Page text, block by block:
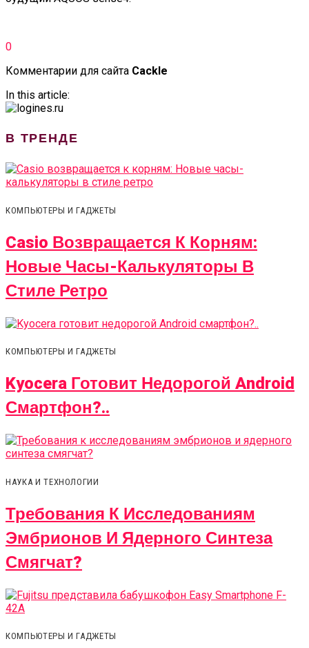
0
Комментарии для сайта Cackle
In this article:
В ТРЕНДЕ
КОМПЬЮТЕРЫ И ГАДЖЕТЫ
Casio Возвращается К Корням:
Новые Часы-Калькуляторы В
Стиле Ретро
КОМПЬЮТЕРЫ И ГАДЖЕТЫ
Kyocera Готовит Недорогой Android
Смартфон?..
НАУКА И ТЕХНОЛОГИИ
Требования К Исследованиям
Эмбрионов И Ядерного Синтеза
Смягчат?
КОМПЬЮТЕРЫ И ГАДЖЕТЫ